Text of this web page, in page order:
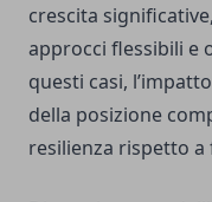
crescita
approcci flessibili e
questi casi,
della posizione
resilienza rispetto